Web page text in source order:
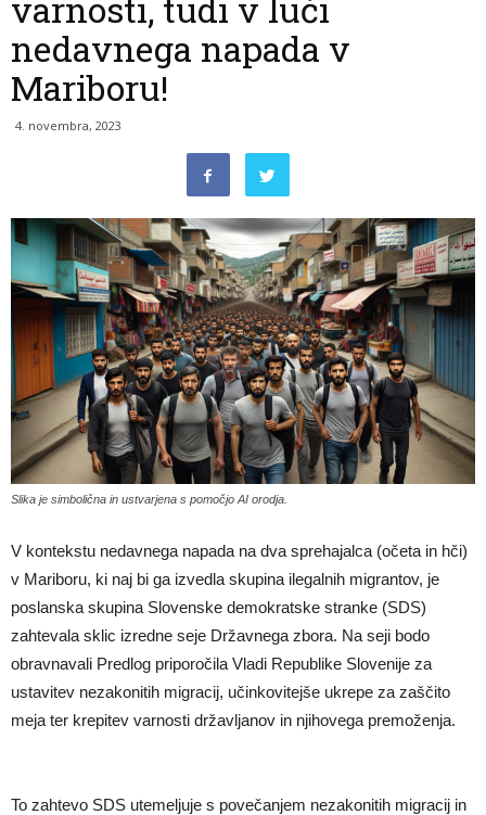
nedavnega napada v
Mariboru!
4. novembra, 2023
Slika je simbolična in ustvarjena s pomočjo AI orodja.
V kontekstu nedavnega napada na dva sprehajalca (očeta in hči)
v Mariboru, ki naj bi ga izvedla skupina ilegalnih migrantov, je
poslanska skupina Slovenske demokratske stranke (SDS)
zahtevala sklic izredne seje Državnega zbora. Na seji bodo
obravnavali Predlog priporočila Vladi Republike Slovenije za
ustavitev nezakonitih migracij, učinkovitejše ukrepe za zaščito
meja ter krepitev varnosti državljanov in njihovega premoženja.
To zahtevo SDS utemeljuje s povečanjem nezakonitih migracij in